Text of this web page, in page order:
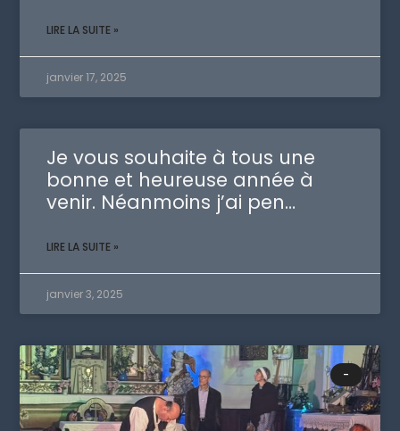
LIRE LA SUITE »
janvier 17, 2025
Je vous souhaite à tous une
bonne et heureuse année à
venir. Néanmoins j’ai pen…
LIRE LA SUITE »
janvier 3, 2025
-